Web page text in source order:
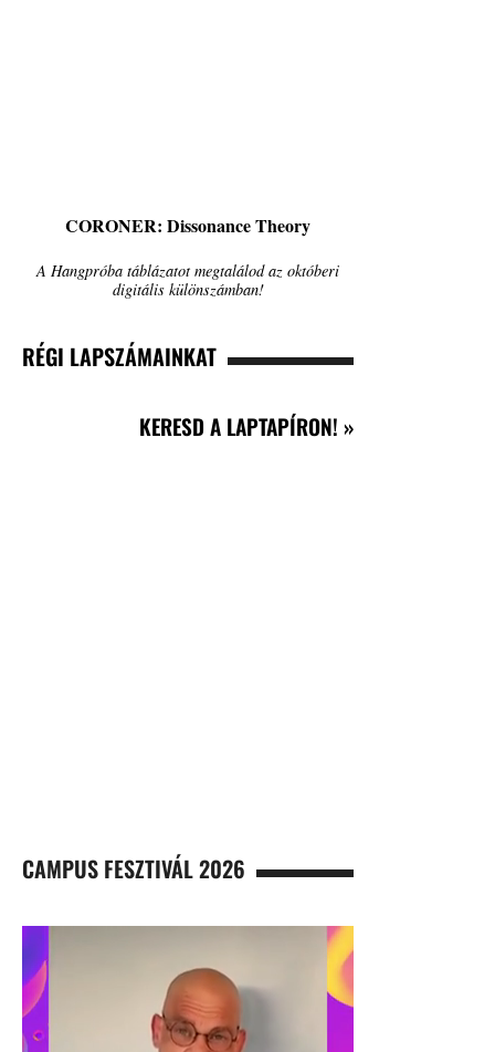
CORONER: Dissonance Theory
A Hangpróba táblázatot megtalálod az októberi
digitális különszámban!
RÉGI LAPSZÁMAINKAT
KERESD A LAPTAPÍRON! »
CAMPUS FESZTIVÁL 2026